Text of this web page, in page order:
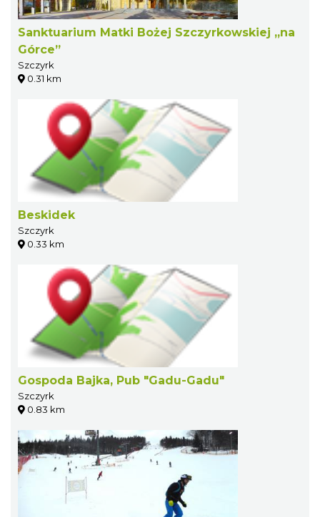
Sanktuarium Matki Bożej Szczyrkowskiej „na
Górce”
Szczyrk
0.31 km
Beskidek
Szczyrk
0.33 km
Gospoda Bajka, Pub "Gadu-Gadu"
Szczyrk
0.83 km